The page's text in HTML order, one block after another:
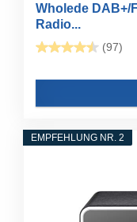
Wholede DAB+/
Radio...
(97)
EMPFEHLUNG NR. 2